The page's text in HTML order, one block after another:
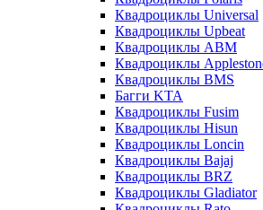
Квадроциклы Universal
Квадроциклы Upbeat
Квадроциклы ABM
Квадроциклы
Квадроциклы BMS
Багги KTA
Квадроциклы Fusim
Квадроциклы Hisun
Квадроциклы Loncin
Квадроциклы Bajaj
Квадроциклы BRZ
Квадроциклы Gladiator